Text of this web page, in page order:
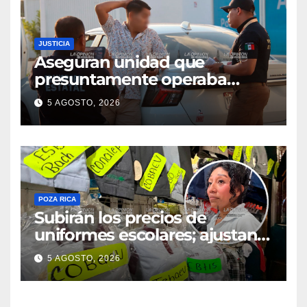
JUSTICIA
Aseguran unidad que
presuntamente operaba
mediante aplicación digital en
operativo de Transporte
Público
5 AGOSTO, 2026
POZA RICA
Subirán los precios de
uniformes escolares; ajustan
promociones
5 AGOSTO, 2026